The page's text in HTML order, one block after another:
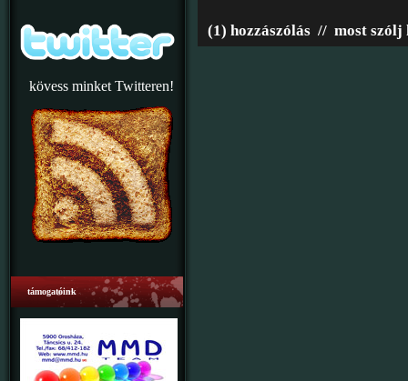
kövess minket Twitteren!
támogatóink
(1) hozzászólás // most szólj